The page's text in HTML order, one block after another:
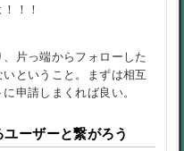
！！
片っ端からフォローした
ということ。まずは相互
申請しまくれば良い。
ーザーと繋がろう